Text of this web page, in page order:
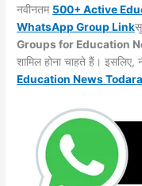
नवीनतम 500+ Active
WhatsApp Group Link
Groups for Education
शामिल होना चाहते हैं।
Education News